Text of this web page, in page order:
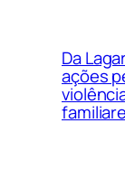
Da
ações